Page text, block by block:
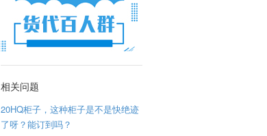
相关问题
20HQ柜子，这种柜子是不是快绝迹
了呀？能订到吗？